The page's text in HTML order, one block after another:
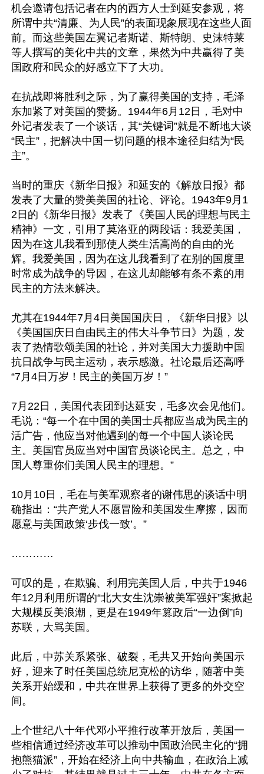
机会邀请包括记者在内的西方人士到延安参观，将
所谓中共“清廉、为人民”的表面现象展现在这些人面
前。而这些美国左翼记者斯诺、斯特朗、史沫特莱
等人撰写的美化中共的文章，果然为中共赢得了美
国政府和民众的好感立下了大功。
在抗战即将胜利之际，为了赢得美国的支持，毛泽
东加紧了对美国的赞扬。1944年6月12日，毛对中
外记者发表了一个谈话，其“关键词”就是不断地大谈
“民主”，把解决中国一切问题的根本途径归结为“民
主”。
当时的重庆《新华日报》和延安的《解放日报》都
发表了大量的赞美美国的社论、评论。1943年9月1
2日的《新华日报》发表了《美国人民的理想与民主
精神》一文，引用了莫洛亚的两段话：我爱美国，
因为在这儿我看到那使人类生活高尚的自由的光
辉。我爱美国，因为在这儿我看到了在别的国度里
时常成为战争的导因，在这儿却能够有条不紊的用
民主的方法来解决。
尤其在1944年7月4日美国国庆日，《新华日报》以
《美国国庆日自由民主的伟大斗争节日》为题，发
表了热情歌颂美国的社论，并对美国大力援助中国
抗日战争与民主运动，表示感激。社论最后还高呼
“7月4日万岁！民主的美国万岁！”
7月22日，美国代表团到达延安，毛多次会见他们。
毛说：“每一个在中国的美国士兵都应当成为民主的
活广告，他应当对他遇到的每一个中国人谈论民
主。美国官员应当对中国官员谈论民主。总之，中
国人尊重你们美国人民主的理想。”
10月10日，毛在与美军观察者的谢伟思的谈话中明
确指出：“共产党人不愿冒险和美国发生摩擦，因而
愿意与美国政策‘步伐一致’。”
…………
可叹的是，在欺骗、利用完美国人后，中共于1946
年12月利用所谓的“北大女生沈崇被美军强奸”案掀起
大规模反美浪潮，更是在1949年篡政后“一边倒”向
苏联，大骂美国。
此后，中苏关系紧张、破裂，毛共又开始向美国示
好，迎来了时任美国总统尼克松的访华，随著中美
关系开始缓和，中共在世界上获得了更多的外交空
间。
上个世纪八十年代邓小平推行改革开放后，美国一
些相信通过经济改革可以推动中国政治民主化的“拥
抱熊猫派”，开始在经济上向中共输血，在政治上减